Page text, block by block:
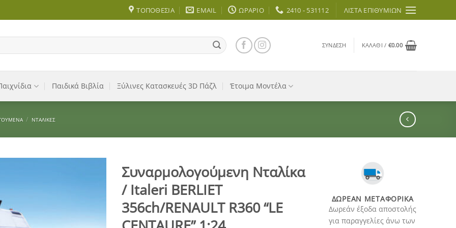
ΤΟΠΟΘΕΣΊΑ EMAIL ΩΡΆΡΙΟ 2410 - 531112 ΛΊΣΤΑ ΕΠΙΘΥΜΙΏΝ
ΣΎΝΔΕΣΗ ΚΑΛΆΘΙ / €0.00
Παιδικά Βιβλία Ξύλινες Κατασκευές 3D Πάζλ Έτοιμα Μοντέλα
/ ΝΤΑΛΊΚΕΣ
Συναρμολογούμενη Νταλίκα
/ Italeri BERLIET
356ch/RENAULT R360 “LE
ΔΩΡΕΆΝ ΜΕΤΑΦΟΡΙΚΆ
Δωρεάν έξοδα αποστολής
για παραγγελίες άνω των